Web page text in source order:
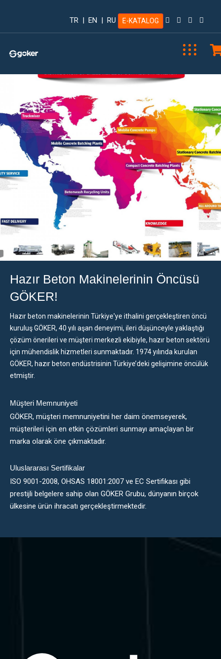
TR | EN | RU E-KATALOG
Hazır Beton Makinelerinin Öncüsü
GÖKER!
Hazır beton makinelerinin Türkiye'ye ithalini gerçekleştiren öncü
kuruluş GÖKER, 40 yılı aşan deneyimi, ileri düşünceyle yaklaştığı
çözüm önerileri ve müşteri merkezli ekibiyle, hazır beton sektörü
için mühendislik hizmetleri sunmaktadır. 1974 yılında kurulan
GÖKER, hazır beton endüstrisinin Türkiye’deki gelişimine öncülük
etmiştir.
Müşteri Memnuniyeti
GÖKER, müşteri memnuniyetini her daim önemseyerek,
müşterileri için en etkin çözümleri sunmayı amaçlayan bir
marka olarak öne çıkmaktadır.
Uluslararası Sertifikalar
ISO 9001-2008, OHSAS 18001:2007 ve EC Sertifikası gibi
prestijli belgelere sahip olan GÖKER Grubu, dünyanın birçok
ülkesine ürün ihracatı gerçekleştirmektedir.